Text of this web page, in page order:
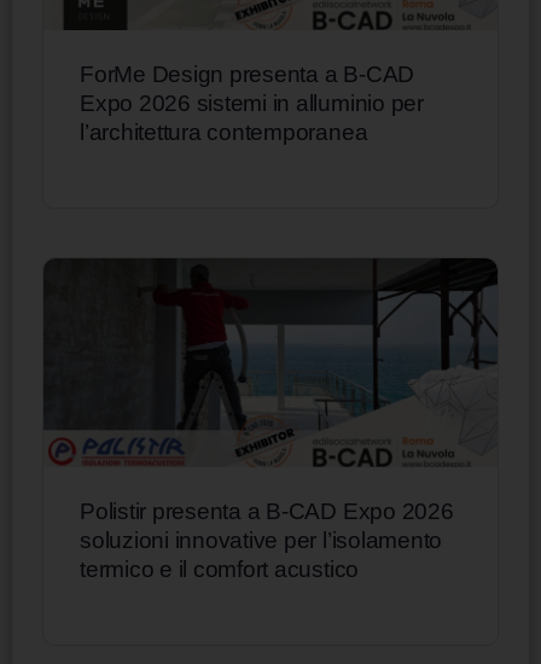
ForMe Design presenta a B-CAD
Expo 2026 sistemi in alluminio per
l’architettura contemporanea
Polistir presenta a B-CAD Expo 2026
soluzioni innovative per l’isolamento
termico e il comfort acustico